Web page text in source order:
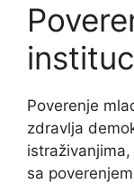
Poverenje
zdravlja
sa